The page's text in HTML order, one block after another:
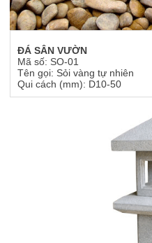
ĐÁ SÂN VƯỜN
Mã số: SO-01
Tên gọi: Sỏi vàng tự nhiên
Qui cách (mm): D10-50